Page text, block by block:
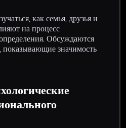
как семья, друзья и
на процесс
Обсуждаются
значимость